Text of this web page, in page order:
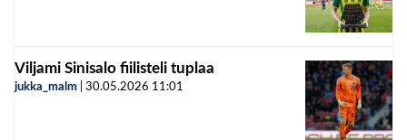
Viljami Sinisalo fiilisteli tuplaa
jukka_malm 30.05.2026 11:01